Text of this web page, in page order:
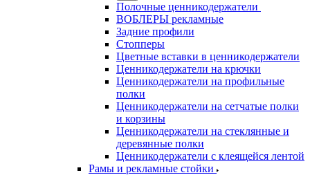
Полочные ценникодержатели
ВОБЛЕРЫ рекламные
Задние профили
Стопперы
Цветные вставки в ценникодержатели
Ценникодержатели на крючки
Ценникодержатели на профильные
полки
Ценникодержатели на сетчатые полки
и корзины
Ценникодержатели на стеклянные и
деревянные полки
Ценникодержатели с клеящейся лентой
Рамы и рекламные стойки